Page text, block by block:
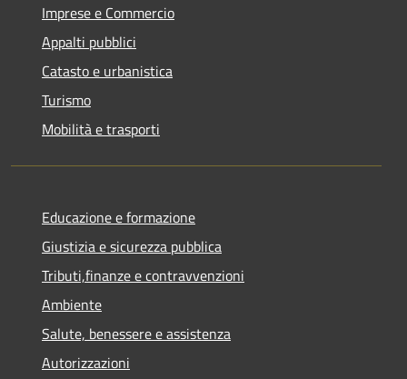
Imprese e Commercio
Appalti pubblici
Catasto e urbanistica
Turismo
Mobilità e trasporti
Educazione e formazione
Giustizia e sicurezza pubblica
Tributi,finanze e contravvenzioni
Ambiente
Salute, benessere e assistenza
Autorizzazioni